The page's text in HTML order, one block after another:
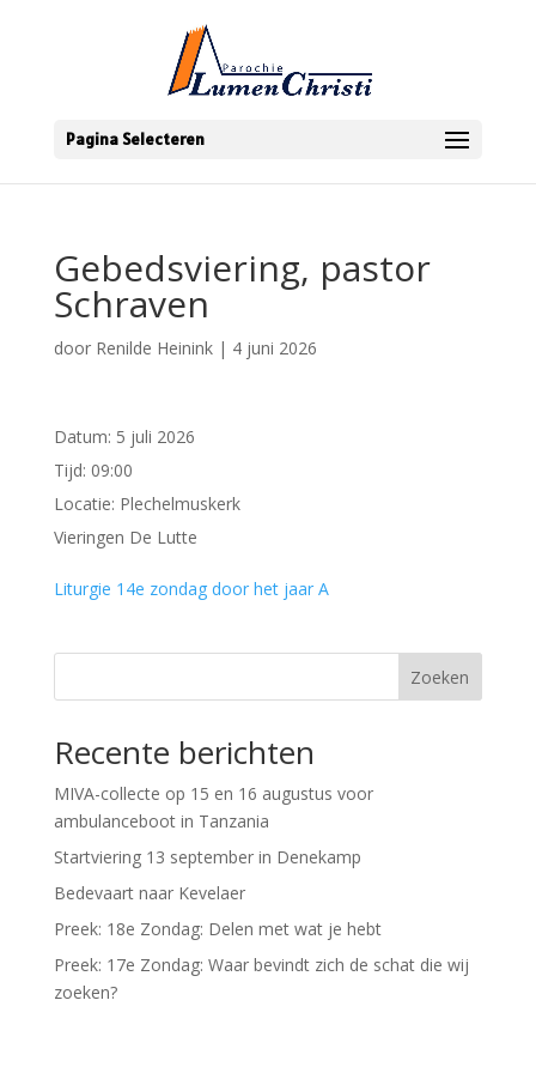
Pagina Selecteren
Gebedsviering, pastor
Schraven
door Renilde Heinink| 4 juni 2026
Datum: 5 juli 2026
Tijd: 09:00
Locatie: Plechelmuskerk
Vieringen De Lutte
Liturgie 14e zondag door het jaar A
Zoeken
Recente berichten
MIVA-collecte op 15 en 16 augustus voor
ambulanceboot in Tanzania
Startviering 13 september in Denekamp
Bedevaart naar Kevelaer
Preek: 18e Zondag: Delen met wat je hebt
Preek: 17e Zondag: Waar bevindt zich de schat die wij
zoeken?